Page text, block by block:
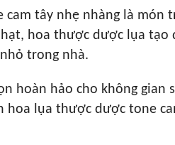
tây nhẹ nhàng là
hoa thược dược lụa
trong nhà.
hoàn hảo cho không
hoa lụa thược dược tone